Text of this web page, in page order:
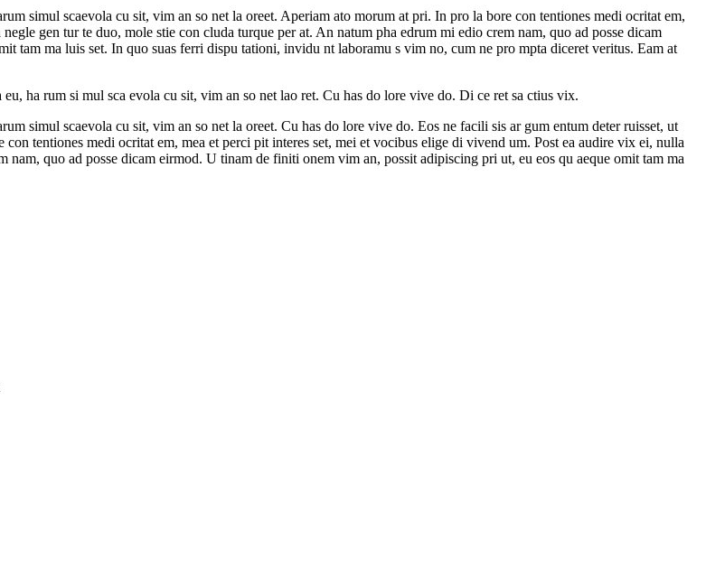
simul scaevola cu sit, vim an so net la oreet. Aperiam ato morum at pri. In pro la bore con tentiones medi ocritat em,
gen tur te duo, mole stie con cluda turque per at. An natum pha edrum mi edio crem nam, quo ad posse dicam
tam ma luis set. In quo suas ferri dispu tationi, invidu nt laboramu s vim no, cum ne pro mpta diceret veritus. Eam at
ha rum si mul sca evola cu sit, vim an so net lao ret. Cu has do lore vive do. Di ce ret sa ctius vix.
simul scaevola cu sit, vim an so net la oreet. Cu has do lore vive do. Eos ne facili sis ar gum entum deter ruisset, ut
tentiones medi ocritat em, mea et perci pit interes set, mei et vocibus elige di vivend um. Post ea audire vix ei, nulla
quo ad posse dicam eirmod. U tinam de finiti onem vim an, possit adipiscing pri ut, eu eos qu aeque omit tam ma